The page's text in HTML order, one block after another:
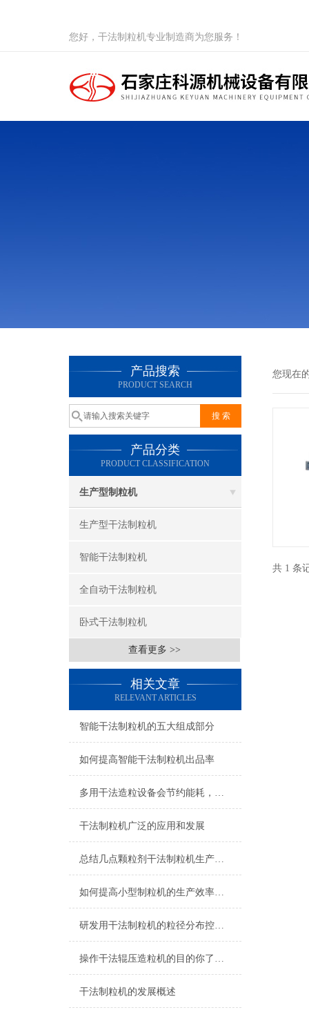
您好，干法制粒机专业制造商为您服务！
产品搜索
PRODUCT SEARCH
产品分类
PRODUCT CLASSIFICATION
生产型制粒机
生产型干法制粒机
智能干法制粒机
全自动干法制粒机
卧式干法制粒机
查看更多 >>
相关文章
RELEVANT ARTICLES
智能干法制粒机的五大组成部分
如何提高智能干法制粒机出品率
多用干法造粒设备会节约能耗，减少占地空间
干法制粒机广泛的应用和发展
总结几点颗粒剂干法制粒机生产中的雷区
如何提高小型制粒机的生产效率一定要看看
研发用干法制粒机的粒径分布控制：破碎整粒系统的调节技巧
操作干法辊压造粒机的目的你了解了吗？
干法制粒机的发展概述
您现在
共 1 条